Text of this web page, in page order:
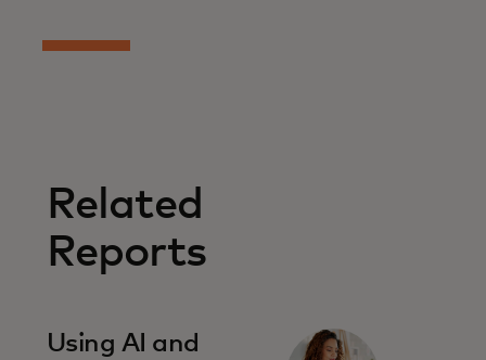
Related
Reports
Using AI and